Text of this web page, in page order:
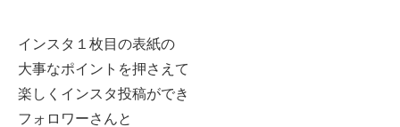
インスタ１枚目の表紙の
大事なポイントを押さえて
楽しくインスタ投稿ができ
フォロワーさんと